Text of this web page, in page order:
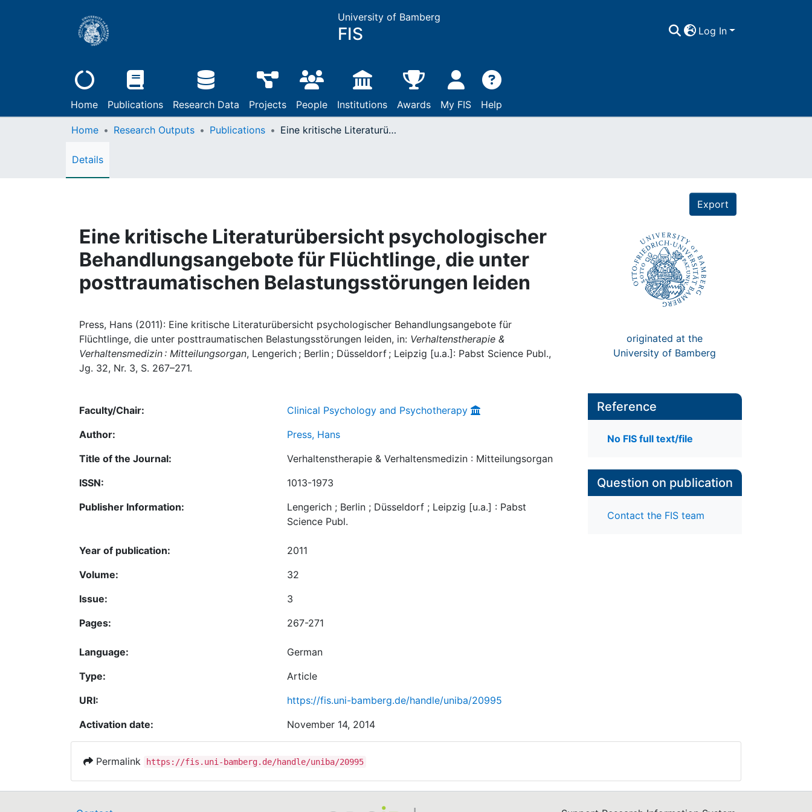
University of Bamberg
FIS Log In
Home Publications Research Data Projects People Institutions Awards My FIS Help
Home Research Outputs Publications Eine kritische Literaturübersicht psychologischer Behandlungsangebote für Flüchtlinge, die unter posttraumatischen Belastungsstörungen leiden
Details
Export
Eine kritische Literaturübersicht psychologischer
Behandlungsangebote für Flüchtlinge, die unter
posttraumatischen Belastungsstörungen leiden
Press, Hans (2011): Eine kritische Literaturübersicht psychologischer Behandlungsangebote für
Flüchtlinge, die unter posttraumatischen Belastungsstörungen leiden, in: Verhaltenstherapie &
Verhaltensmedizin : Mitteilungsorgan, Lengerich ; Berlin ; Düsseldorf ; Leipzig [u.a.]: Pabst Science Publ.,
Jg. 32, Nr. 3, S. 267–271.
originated at the
University of Bamberg
Faculty/Chair:
Clinical Psychology and Psychotherapy
Author:
Press, Hans
Title of the Journal:
Verhaltenstherapie & Verhaltensmedizin : Mitteilungsorgan
ISSN:
1013-1973
Publisher Information:
Lengerich ; Berlin ; Düsseldorf ; Leipzig [u.a.] : Pabst
Science Publ.
Year of publication:
2011
Volume:
32
Issue:
3
Pages:
267-271
Language:
German
Type:
Article
URI:
https://fis.uni-bamberg.de/handle/uniba/20995
Activation date:
November 14, 2014
Reference
No FIS full text/file
Question on publication
Contact the FIS team
Permalink https://fis.uni-bamberg.de/handle/uniba/20995